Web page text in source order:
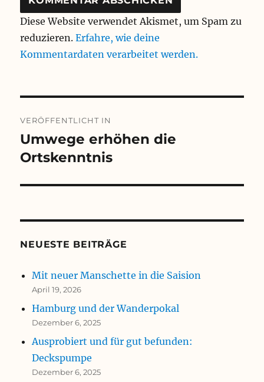
Diese Website verwendet Akismet, um Spam zu
reduzieren.Erfahre, wie deine
Kommentardaten verarbeitet werden.
VERÖFFENTLICHT IN
Umwege erhöhen die
Ortskenntnis
NEUESTE BEITRÄGE
Mit neuer Manschette in die Saision
April 19, 2026
Hamburg und der Wanderpokal
Dezember 6, 2025
Ausprobiert und für gut befunden:
Deckspumpe
Dezember 6, 2025